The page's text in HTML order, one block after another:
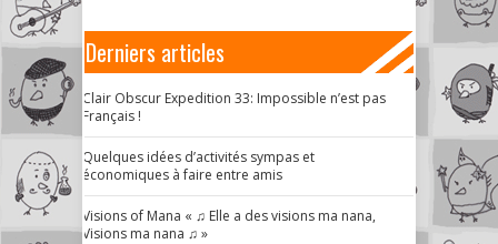
Derniers articles
Clair Obscur Expedition 33: Impossible n’est pas
Français !
Quelques idées d’activités sympas et
économiques à faire entre amis
Visions of Mana « ♫ Elle a des visions ma nana,
Visions ma nana ♫ »